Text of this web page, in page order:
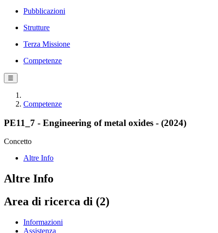
Pubblicazioni
Strutture
Terza Missione
Competenze
☰
Competenze
PE11_7 - Engineering of metal oxides - (2024)
Concetto
Altre Info
Altre Info
Area di ricerca di (2)
Informazioni
Assistenza